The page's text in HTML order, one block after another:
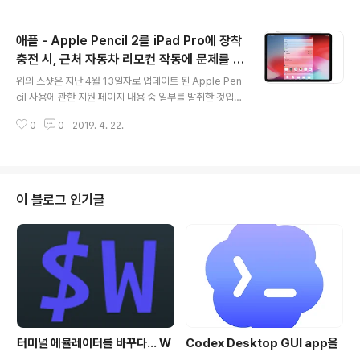
h가 호주에서 2일 전에 상표등록에 성공했습니다. 상표 신
청 당시, 애플은 당연히 이에 대해 이의를 제기했지만, 이의
가 기각되면서 Swatch의 상표로 등록이 된 것입니다. Sw
atch 측에서는 Steve Jobs 의 그것에서 인용한 것이 아
니라, 드라마 시리즈인 형사 콜롬보의 "Just one more t
hing"에서 힌트를 얻은 것이라고 주..
애플 - Apple Pencil 2를 iPad Pro에 장착
충전 시, 근처 자동차 리모컨 작동에 문제를 발
생시킬 수 있음을 경고
위의 스샷은 지난 4월 13일자로 업데이트 된 Apple Pen
cil 사용에 관한 지원 페이지 내용 중 일부를 발취한 것입니
그네틱 커넥터에 고정, 무선 충전을 시킬 수 있도록 설계되
동차 리모컨의 정상적으로 동작을 하지 못할 수도 있음을
알리는 안내문이 추가된 것을 보실 수 있습니다. 이와 같은
신호 간섭으로 자동차 리모컨이 동작을 하지 않을 경우, iP
ad Pro에서 Apple Pencil2를 제거, 따로 보관하면 된다
고 되어 있습니다. 문서에서..
0 0 2019. 4. 22.
이 블로그 인기글
터미널 에뮬레이터를 바꾸다... W
Codex Desktop GUI app을